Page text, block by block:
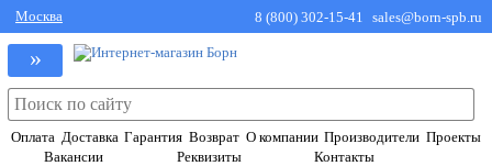
Москва 8 (800) 302-15-41 sales@born-spb.ru
»
Оплата Доставка Гарантия Возврат О компании Производители Проекты
Вакансии
Реквизиты
Контакты